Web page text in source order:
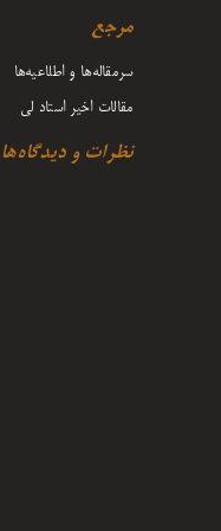
مرجع
سرمقاله‌ها و اطلاعیه‌ها
مقالات اخیر استاد لی
نظرات و دیدگاه‌ها